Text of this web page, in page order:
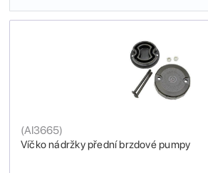
Víčko nádržky přední brzdové pumpy
(AI3665)